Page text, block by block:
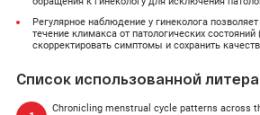
Регулярное наблюдение у гинеколога
течение климакса от патологических
скорректировать симптомы и сохранить
Список использованной
Chronicling menstrual cycle patterns across